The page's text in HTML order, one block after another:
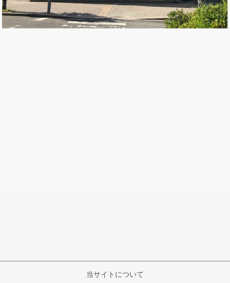
当サイトについて